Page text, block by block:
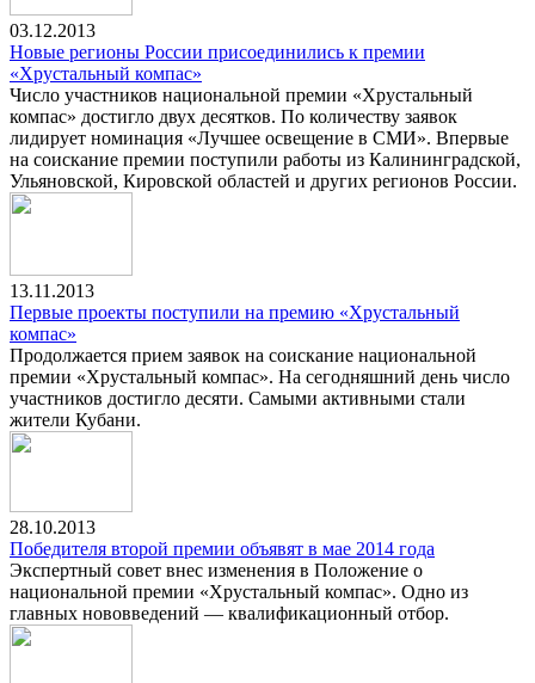
03.12.2013
Новые регионы России присоединились к премии
«Хрустальный компас»
Число участников национальной премии «Хрустальный
компас» достигло двух десятков. По количеству заявок
лидирует номинация «Лучшее освещение в СМИ». Впервые
на соискание премии поступили работы из Калининградской,
Ульяновской, Кировской областей и других регионов России.
13.11.2013
Первые проекты поступили на премию «Хрустальный
компас»
Продолжается прием заявок на соискание национальной
премии «Хрустальный компас». На сегодняшний день число
участников достигло десяти. Самыми активными стали
жители Кубани.
28.10.2013
Победителя второй премии объявят в мае 2014 года
Экспертный совет внес изменения в Положение о
национальной премии «Хрустальный компас». Одно из
главных нововведений — квалификационный отбор.